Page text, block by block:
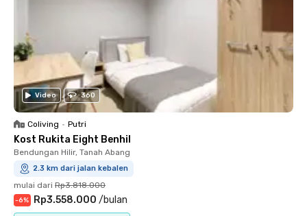
Video 360
Coliving • Putri
Kost Rukita Eight Benhil
Bendungan Hilir, Tanah Abang
2.3 km dari jalan kebalen
mulai dari Rp3.818.000
-6% Rp3.558.000 /bulan